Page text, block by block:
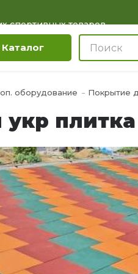
спортивных товаров
Каталог
оборудование Покрытие
укр